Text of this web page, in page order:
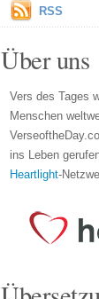
RSS
Über uns
Vers des Tages
Menschen
ins Leben
Heartlight-